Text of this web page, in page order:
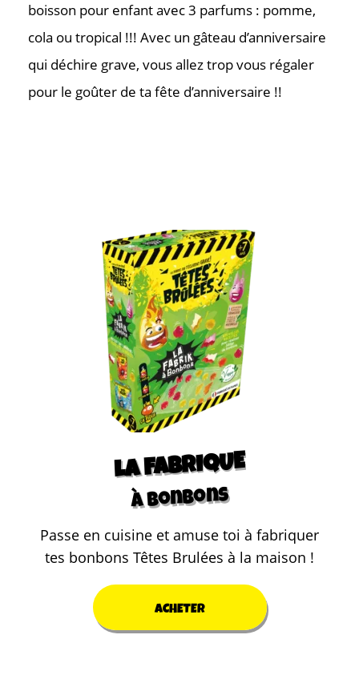
boisson pour enfant avec 3 parfums : pomme,
cola ou tropical !!! Avec un gâteau d’anniversaire
qui déchire grave, vous allez trop vous régaler
pour le goûter de ta fête d’anniversaire !!
LA FABRIQUE
à bonbons
Passe en cuisine et amuse toi à fabriquer
tes bonbons Têtes Brulées à la maison !
ACHETER